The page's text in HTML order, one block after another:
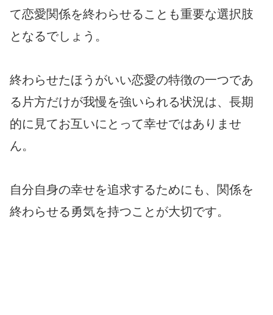
て恋愛関係を終わらせることも重要な選択肢
となるでしょう。
終わらせたほうがいい恋愛の特徴の一つであ
る片方だけが我慢を強いられる状況は、長期
的に見てお互いにとって幸せではありませ
ん。
自分自身の幸せを追求するためにも、関係を
終わらせる勇気を持つことが大切です。